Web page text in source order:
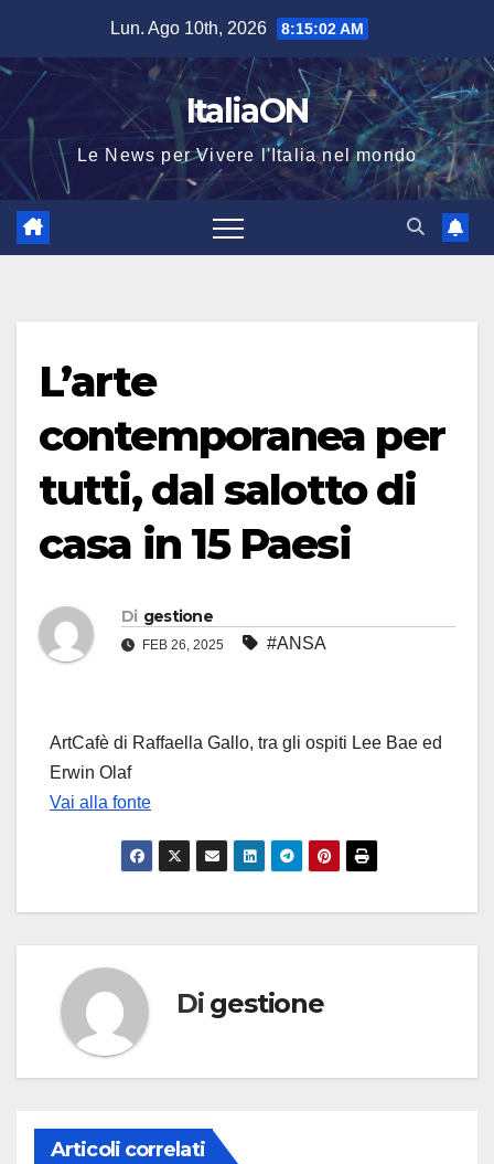
contenuto
Lun. Ago 10th, 2026 8:15:02 AM
ItaliaON
Le News per Vivere l'Italia nel mondo
L’arte
contemporanea per
tutti, dal salotto di
casa in 15 Paesi
Di gestione
FEB 26, 2025 #ANSA
ArtCafè di Raffaella Gallo, tra gli ospiti Lee Bae ed
Erwin Olaf
Vai alla fonte
Di gestione
Articoli correlati